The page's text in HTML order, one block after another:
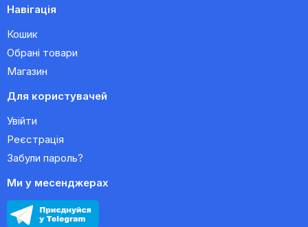
Навігація
Кошик
Обрані товари
Магазин
Для користувачей
Увійти
Реєстрація
Забули пароль?
Ми у месенджерах